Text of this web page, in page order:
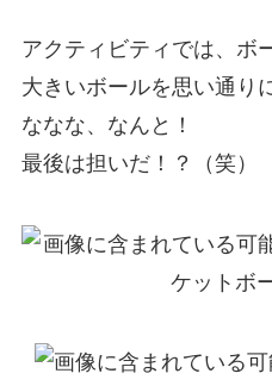
アクティビティでは、ボ
大きいボールを思い通り
ななな、なんと！
最後は担いだ！？（笑）